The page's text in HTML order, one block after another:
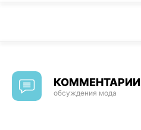
КОММЕНТАРИИ
обсуждения мода